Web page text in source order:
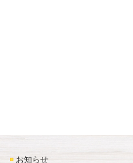
お知らせ